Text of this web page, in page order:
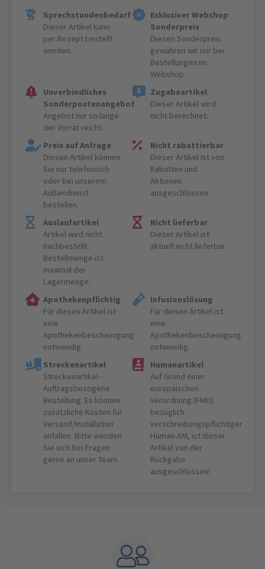
Sprechstundenbedarf
Dieser Artikel kann
per Rezept bestellt
werden.
Exklusiver Webshop
Sonderpreis
Diesen Sonderpreis
gewähren wir nur bei
Bestellungen im
Webshop.
Unverbindliches
Sonderpostenangebot
Angebot nur so lange
der Vorrat reicht.
Zugabeartikel
Dieser Artikel wird
nicht berechnet.
Preis auf Anfrage
Diesen Artikel können
Sie nur telefonisch
oder bei unserem
Außendienst
bestellen.
Nicht rabattierbar
Dieser Artikel ist von
Rabatten und
Aktionen
ausgeschlossen.
Auslaufartikel
Artikel wird nicht
nachbestellt.
Bestellmenge ist
maximal der
Lagermenge.
Nicht lieferbar
Dieser Artikel ist
aktuell nicht lieferbar.
Apothekenpflichtig
Für diesen Artikel ist
eine
Apothekenbescheinigung
notwendig.
Infusionslösung
Für diesen Artikel ist
eine
Apothekenbescheinigung
notwendig.
Streckenartikel
Streckenartikel -
Auftragsbezogene
Bestellung. Es können
zusätzliche Kosten für
Versand/Installation
anfallen. Bitte wenden
Sie sich bei Fragen
gerne an unser Team.
Humanartikel
Auf Grund einer
europäischen
Verordnung (FMD)
bezüglich
verschreibungspflichtiger
Human-AM, ist dieser
Artikel von der
Rückgabe
ausgeschlossen!